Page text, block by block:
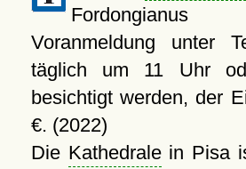
Voranmeldung unter
täglich um 11 Uhr
besichtigt werden, der
€. (2022)
Die Kathedralein Pisa